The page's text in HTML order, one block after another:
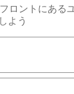
ロントにある
よう
ら、上下の矢印